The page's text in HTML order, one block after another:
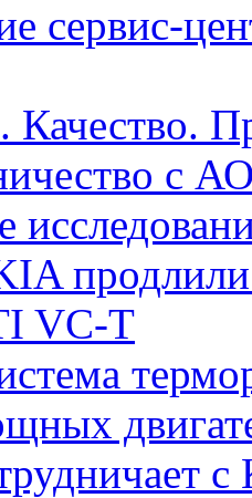
сервис-
Качество.
с
продлили
VC-T